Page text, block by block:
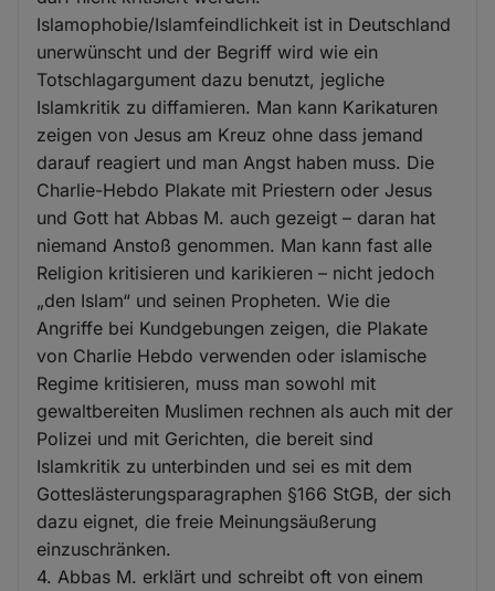
Islamophobie/Islamfeindlichkeit ist in Deutschland
unerwünscht und der Begriff wird wie ein
Totschlagargument dazu benutzt, jegliche
Islamkritik zu diffamieren. Man kann Karikaturen
zeigen von Jesus am Kreuz ohne dass jemand
darauf reagiert und man Angst haben muss. Die
Charlie-Hebdo Plakate mit Priestern oder Jesus
und Gott hat Abbas M. auch gezeigt – daran hat
niemand Anstoß genommen. Man kann fast alle
Religion kritisieren und karikieren – nicht jedoch
„den Islam“ und seinen Propheten. Wie die
Angriffe bei Kundgebungen zeigen, die Plakate
von Charlie Hebdo verwenden oder islamische
Regime kritisieren, muss man sowohl mit
gewaltbereiten Muslimen rechnen als auch mit der
Polizei und mit Gerichten, die bereit sind
Islamkritik zu unterbinden und sei es mit dem
Gotteslästerungsparagraphen §166 StGB, der sich
dazu eignet, die freie Meinungsäußerung
einzuschränken.
4. Abbas M. erklärt und schreibt oft von einem